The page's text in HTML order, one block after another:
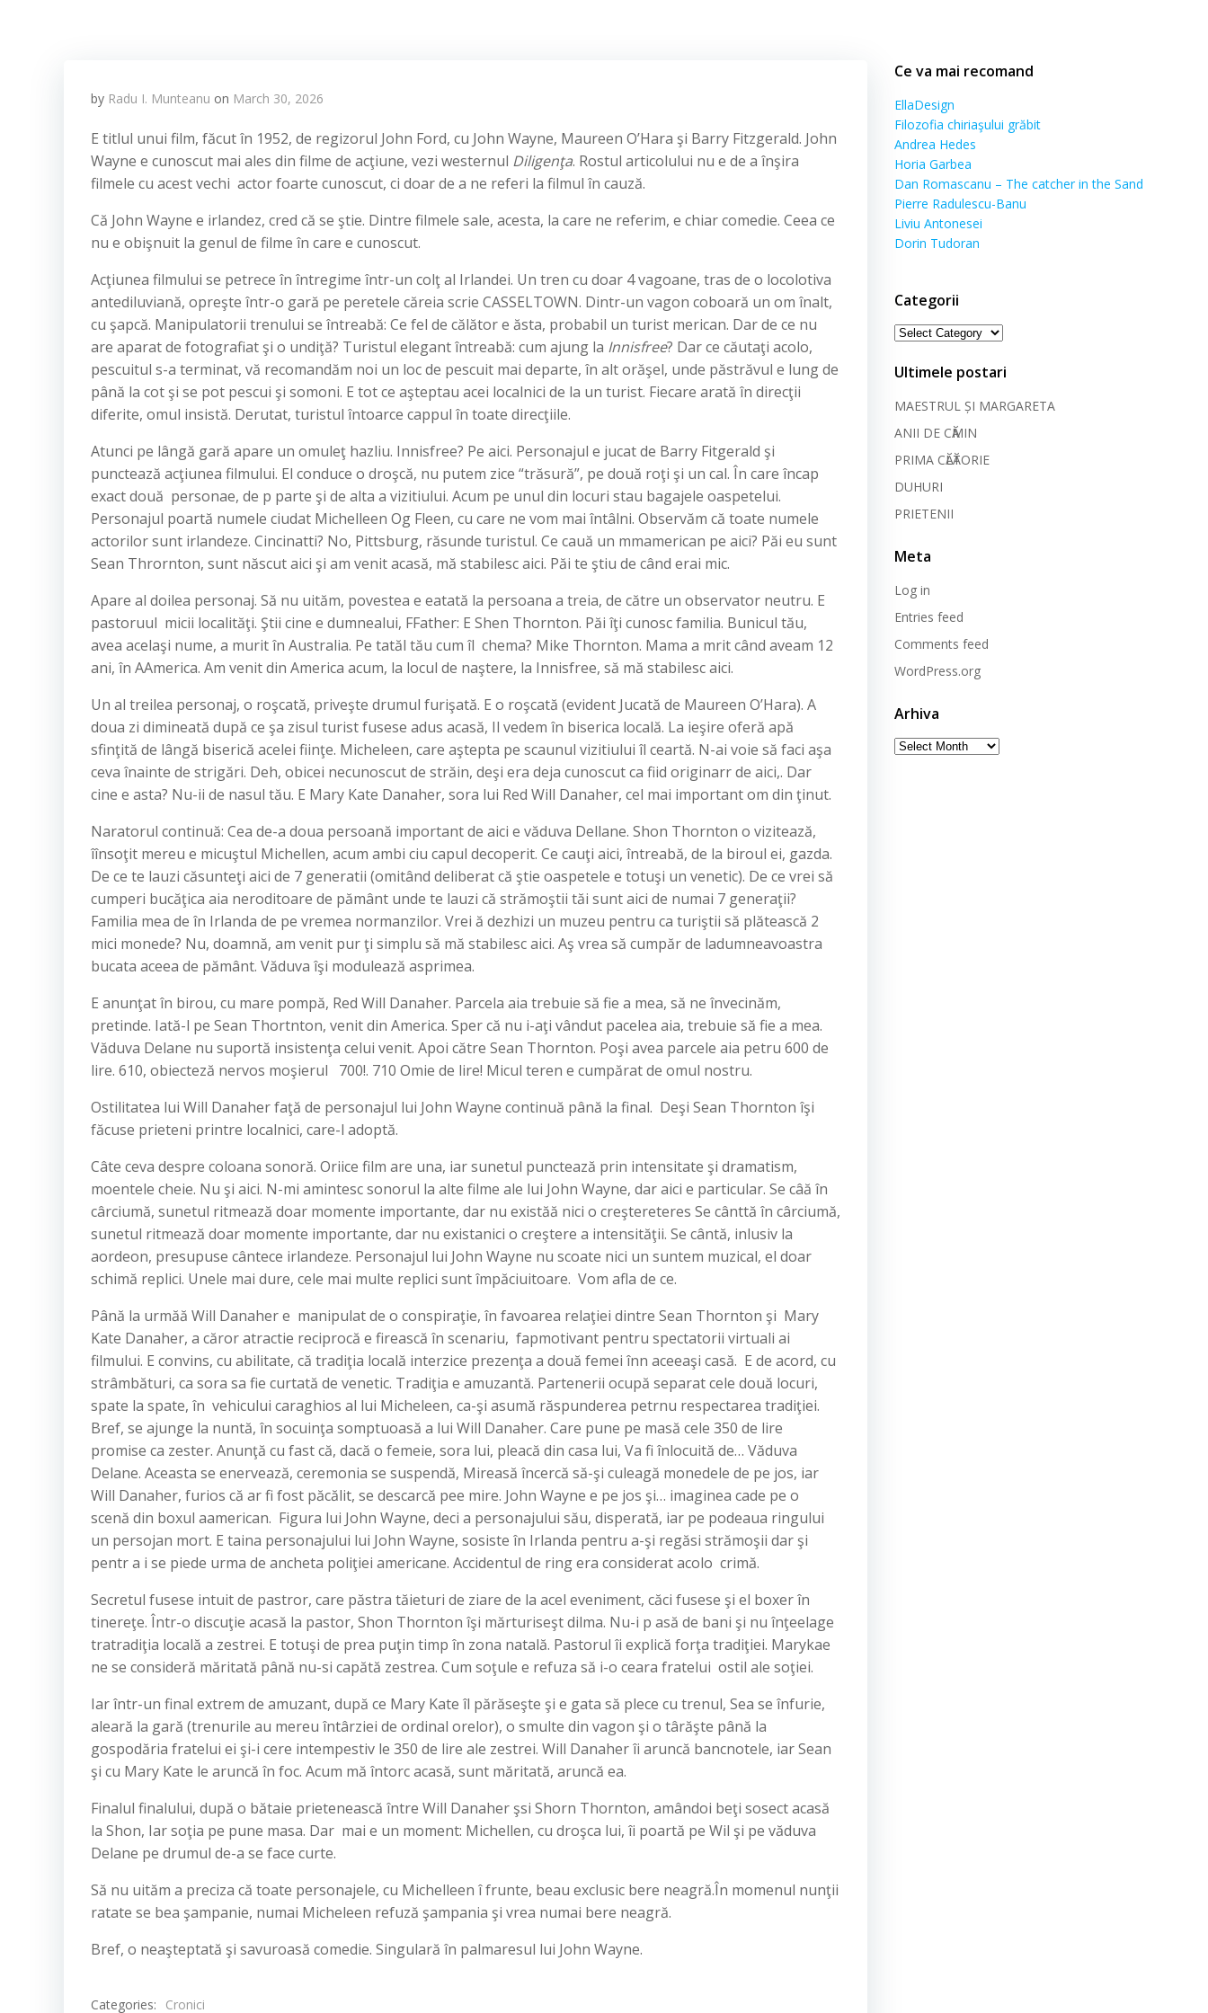
by Radu I. Munteanu on March 30, 2026
E titlul unui film, făcut în 1952, de regizorul John Ford, cu John Wayne, Maureen O’Hara şi Barry Fitzgerald. John
Wayne e cunoscut mai ales din filme de acţiune, vezi westernul Diligenţa. Rostul articolului nu e de a înşira
filmele cu acest vechi actor foarte cunoscut, ci doar de a ne referi la filmul în cauză.
Că John Wayne e irlandez, cred că se ştie. Dintre filmele sale, acesta, la care ne referim, e chiar comedie. Ceea ce
nu e obişnuit la genul de filme în care e cunoscut.
Acţiunea filmului se petrece în întregime într-un colţ al Irlandei. Un tren cu doar 4 vagoane, tras de o locolotiva
antediluviană, opreşte într-o gară pe peretele căreia scrie CASSELTOWN. Dintr-un vagon coboară un om înalt,
cu şapcă. Manipulatorii trenului se întreabă: Ce fel de călător e ăsta, probabil un turist merican. Dar de ce nu
are aparat de fotografiat şi o undiţă? Turistul elegant întreabă: cum ajung la Innisfree? Dar ce căutaţi acolo,
pescuitul s-a terminat, vă recomandăm noi un loc de pescuit mai departe, în alt orăşel, unde păstrăvul e lung de
până la cot şi se pot pescui şi somoni. E tot ce aşteptau acei localnici de la un turist. Fiecare arată în direcţii
diferite, omul insistă. Derutat, turistul întoarce cappul în toate direcţiile.
Atunci pe lângă gară apare un omuleţ hazliu. Innisfree? Pe aici. Personajul e jucat de Barry Fitgerald şi
punctează acţiunea filmului. El conduce o droşcă, nu putem zice “trăsură”, pe două roţi şi un cal. În care încap
exact două personae, de p parte şi de alta a vizitiului. Acum pe unul din locuri stau bagajele oaspetelui.
Personajul poartă numele ciudat Michelleen Og Fleen, cu care ne vom mai întâlni. Observăm că toate numele
actorilor sunt irlandeze. Cincinatti? No, Pittsburg, răsunde turistul. Ce cauă un mmamerican pe aici? Păi eu sunt
Sean Thrornton, sunt născut aici şi am venit acasă, mă stabilesc aici. Păi te ştiu de când erai mic.
Apare al doilea personaj. Să nu uităm, povestea e eatată la persoana a treia, de către un observator neutru. E
pastoruul micii localităţi. Ştii cine e dumnealui, FFather: E Shen Thornton. Păi îţi cunosc familia. Bunicul tău,
avea acelaşi nume, a murit în Australia. Pe tatăl tău cum îl chema? Mike Thornton. Mama a mrit când aveam 12
ani, în AAmerica. Am venit din America acum, la locul de naştere, la Innisfree, să mă stabilesc aici.
Un al treilea personaj, o roşcată, priveşte drumul furişată. E o roşcată (evident Jucată de Maureen O’Hara). A
doua zi dimineată după ce şa zisul turist fusese adus acasă, Il vedem în biserica locală. La ieşire oferă apă
sfinţită de lângă biserică acelei fiinţe. Micheleen, care aştepta pe scaunul vizitiului îl ceartă. N-ai voie să faci aşa
ceva înainte de strigări. Deh, obicei necunoscut de străin, deşi era deja cunoscut ca fiid originarr de aici,. Dar
cine e asta? Nu-ii de nasul tău. E Mary Kate Danaher, sora lui Red Will Danaher, cel mai important om din ţinut.
Naratorul continuă: Cea de-a doua persoană important de aici e văduva Dellane. Shon Thornton o vizitează,
îînsoţit mereu e micuştul Michellen, acum ambi ciu capul decoperit. Ce cauţi aici, întreabă, de la biroul ei, gazda.
De ce te lauzi căsunteţi aici de 7 generatii (omitând deliberat că ştie oaspetele e totuşi un venetic). De ce vrei să
cumperi bucăţica aia neroditoare de pământ unde te lauzi că strămoştii tăi sunt aici de numai 7 generaţii?
Familia mea de în Irlanda de pe vremea normanzilor. Vrei ă dezhizi un muzeu pentru ca turiştii să plătească 2
mici monede? Nu, doamnă, am venit pur ţi simplu să mă stabilesc aici. Aş vrea să cumpăr de ladumneavoastra
bucata aceea de pământ. Văduva îşi modulează asprimea.
E anunţat în birou, cu mare pompă, Red Will Danaher. Parcela aia trebuie să fie a mea, să ne învecinăm,
pretinde. Iată-l pe Sean Thortnton, venit din America. Sper că nu i-aţi vândut pacelea aia, trebuie să fie a mea.
Văduva Delane nu suportă insistenţa celui venit. Apoi către Sean Thornton. Poşi avea parcele aia petru 600 de
lire. 610, obiecteză nervos moşierul 700!. 710 Omie de lire! Micul teren e cumpărat de omul nostru.
Ostilitatea lui Will Danaher faţă de personajul lui John Wayne continuă până la final. Deşi Sean Thornton îşi
făcuse prieteni printre localnici, care-l adoptă.
Câte ceva despre coloana sonoră. Oriice film are una, iar sunetul punctează prin intensitate şi dramatism,
moentele cheie. Nu şi aici. N-mi amintesc sonorul la alte filme ale lui John Wayne, dar aici e particular. Se câă în
cârciumă, sunetul ritmează doar momente importante, dar nu existăă nici o creştereteres Se cânttă în cârciumă,
sunetul ritmează doar momente importante, dar nu existanici o creştere a intensităţii. Se cântă, inlusiv la
aordeon, presupuse cântece irlandeze. Personajul lui John Wayne nu scoate nici un suntem muzical, el doar
schimă replici. Unele mai dure, cele mai multe replici sunt împăciuitoare. Vom afla de ce.
Până la urmăă Will Danaher e manipulat de o conspiraţie, în favoarea relaţiei dintre Sean Thornton şi Mary
Kate Danaher, a căror atractie reciprocă e firească în scenariu, fapmotivant pentru spectatorii virtuali ai
filmului. E convins, cu abilitate, că tradiţia locală interzice prezenţa a două femei înn aceeaşi casă. E de acord, cu
strâmbături, ca sora sa fie curtată de venetic. Tradiţia e amuzantă. Partenerii ocupă separat cele două locuri,
spate la spate, în vehicului caraghios al lui Micheleen, ca-şi asumă răspunderea petrnu respectarea tradiţiei.
Bref, se ajunge la nuntă, în socuinţa somptuoasă a lui Will Danaher. Care pune pe masă cele 350 de lire
promise ca zester. Anunţă cu fast că, dacă o femeie, sora lui, pleacă din casa lui, Va fi înlocuită de… Văduva
Delane. Aceasta se enervează, ceremonia se suspendă, Mireasă încercă să-şi culeagă monedele de pe jos, iar
Will Danaher, furios că ar fi fost păcălit, se descarcă pee mire. John Wayne e pe jos şi… imaginea cade pe o
scenă din boxul aamerican. Figura lui John Wayne, deci a personajului său, disperată, iar pe podeaua ringului
un persojan mort. E taina personajului lui John Wayne, sosiste în Irlanda pentru a-şi regăsi strămoşii dar şi
pentr a i se piede urma de ancheta poliţiei americane. Accidentul de ring era considerat acolo crimă.
Secretul fusese intuit de pastror, care păstra tăieturi de ziare de la acel eveniment, căci fusese şi el boxer în
tinereţe. Într-o discuţie acasă la pastor, Shon Thornton îşi mărturiseşt dilma. Nu-i p asă de bani şi nu înţeelage
tratradiţia locală a zestrei. E totuşi de prea puţin timp în zona natală. Pastorul îi explică forţa tradiţiei. Marykae
ne se consideră măritată până nu-si capătă zestrea. Cum soţule e refuza să i-o ceara fratelui ostil ale soţiei.
Iar într-un final extrem de amuzant, după ce Mary Kate îl părăseşte şi e gata să plece cu trenul, Sea se înfurie,
aleară la gară (trenurile au mereu întârziei de ordinal orelor), o smulte din vagon şi o târăşte până la
gospodăria fratelui ei şi-i cere intempestiv le 350 de lire ale zestrei. Will Danaher îi aruncă bancnotele, iar Sean
şi cu Mary Kate le aruncă în foc. Acum mă întorc acasă, sunt măritată, aruncă ea.
Finalul finalului, după o bătaie prietenească între Will Danaher şsi Shorn Thornton, amândoi beţi sosect acasă
la Shon, Iar soţia pe pune masa. Dar mai e un moment: Michellen, cu droşca lui, îi poartă pe Wil şi pe văduva
Delane pe drumul de-a se face curte.
Să nu uităm a preciza că toate personajele, cu Michelleen î frunte, beau exclusic bere neagră.În momenul nunţii
ratate se bea şampanie, numai Micheleen refuză şampania şi vrea numai bere neagră.
Bref, o neaşteptată şi savuroasă comedie. Singulară în palmaresul lui John Wayne.
Categories: Cronici
Ce va mai recomand
EllaDesign
Filozofia chiriaşului grăbit
Andrea Hedes
Horia Garbea
Dan Romascanu – The catcher in the Sand
Pierre Radulescu-Banu
Liviu Antonesei
Dorin Tudoran
Categorii
Categorii
Ultimele postari
MAESTRUL ȘI MARGARETA
ANII DE CӐMIN
PRIMA CӐLӐTORIE
DUHURI
PRIETENII
Meta
Log in
Entries feed
Comments feed
WordPress.org
Arhiva
Arhiva